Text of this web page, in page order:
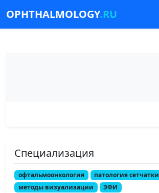
OPHTHALMOLOGY.RU
Специализация
офтальмоонкология
патология сетчатки
методы визуализации
ЭФИ